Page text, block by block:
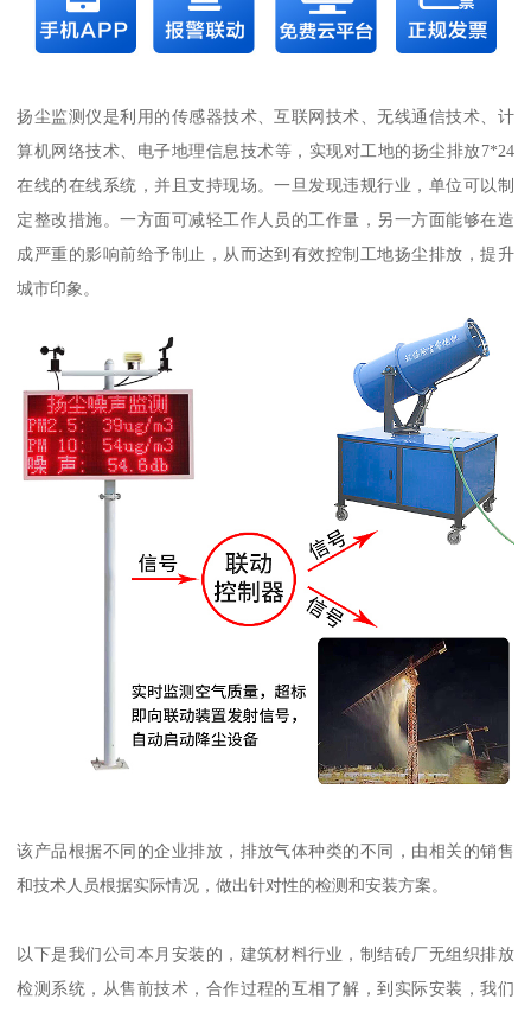
扬尘监测仪是利用的传感器技术、互联网技术、无线通信技术、计
算机网络技术、电子地理信息技术等，实现对工地的扬尘排放7*24
在线的在线系统，并且支持现场。一旦发现违规行业，单位可以制
定整改措施。一方面可减轻工作人员的工作量，另一方面能够在造
成严重的影响前给予制止，从而达到有效控制工地扬尘排放，提升
城市印象。
该产品根据不同的企业排放，排放气体种类的不同，由相关的销售
和技术人员根据实际情况，做出针对性的检测和安装方案。
以下是我们公司本月安装的，建筑材料行业，制结砖厂无组织排放
检测系统，从售前技术，合作过程的互相了解，到实际安装，我们